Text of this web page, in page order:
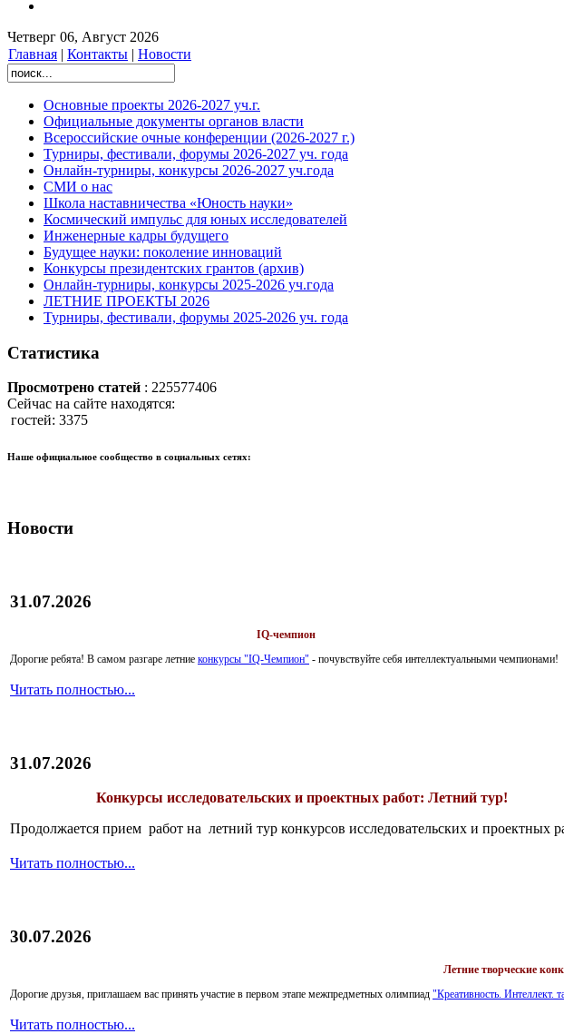
Четверг 06, Август 2026
Главная | Контакты | Новости
Основные проекты 2026-2027 уч.г.
Официальные документы органов власти
Всероссийские очные конференции (2026-2027 г.)
Турниры, фестивали, форумы 2026-2027 уч. года
Онлайн-турниры, конкурсы 2026-2027 уч.года
СМИ о нас
Школа наставничества «Юность науки»
Космический импульс для юных исследователей
Инженерные кадры будущего
Будущее науки: поколение инноваций
Конкурсы президентских грантов (архив)
Онлайн-турниры, конкурсы 2025-2026 уч.года
ЛЕТНИЕ ПРОЕКТЫ 2026
Турниры, фестивали, форумы 2025-2026 уч. года
Статистика
Просмотрено статей : 225577406
Сейчас на сайте находятся:
гостей: 3375
Наше официальное сообщество в социальных сетях:
Новости
31.07.2026
IQ-чемпион
Дорогие ребята! В самом разгаре летние конкурсы "IQ-Чемпион" - почувствуйте себя интеллектуальными чемпионами!
Читать полностью...
31.07.2026
Конкурсы исследовательских и проектных работ: Летний тур!
Продолжается прием работ на летний тур конкурсов исследовательских и проектных
Читать полностью...
30.07.2026
Летние творческие
Дорогие друзья, приглашаем вас принять участие в первом этапе межпредметных олимпиад "Креативность. Интеллект.
Читать полностью...